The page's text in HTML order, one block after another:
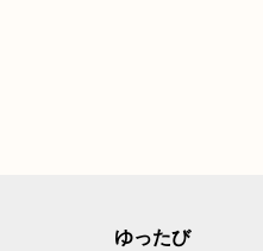
ゆったび